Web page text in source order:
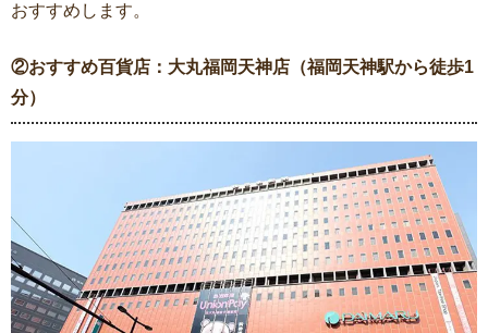
おすすめします。
②おすすめ百貨店：大丸福岡天神店（福岡天神駅から徒歩1
分）